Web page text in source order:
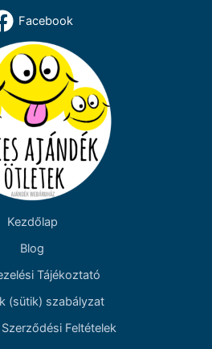
Facebook
Kezdőlap
Blog
Tájékoztató
(sütik) szabályzat
Feltételek